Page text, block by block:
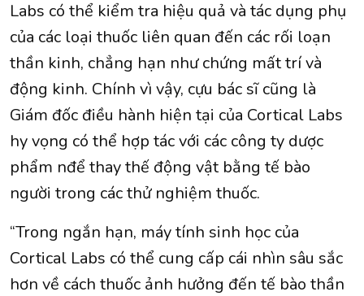
Labs có thể kiểm tra hiệu quả và tác dụng phụ
của các loại thuốc liên quan đến các rối loạn
thần kinh, chẳng hạn như chứng mất trí và
động kinh. Chính vì vậy, cựu bác sĩ cũng là
Giám đốc điều hành hiện tại của Cortical Labs
hy vọng có thể hợp tác với các công ty dược
phẩm nđể thay thế động vật bằng tế bào
người trong các thử nghiệm thuốc.
“Trong ngắn hạn, máy tính sinh học của
Cortical Labs có thể cung cấp cái nhìn sâu sắc
hơn về cách thuốc ảnh hưởng đến tế bào thần